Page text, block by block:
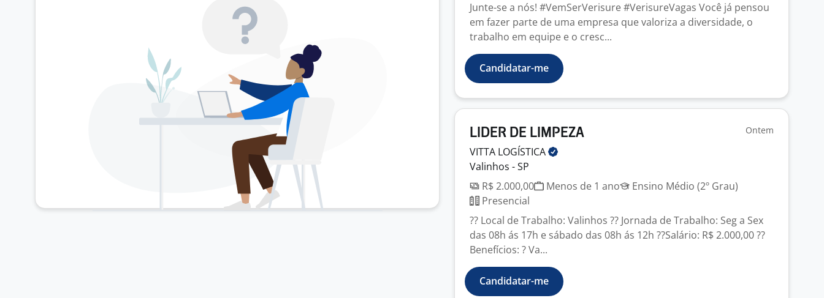
Junte-se a nós! #VemSerVerisure #VerisureVagas Você já pensou
em fazer parte de uma empresa que valoriza a diversidade, o
trabalho em equipe e o cresc...
Candidatar-me
LIDER DE LIMPEZA Ontem
VITTA LOGÍSTICA
Valinhos - SP
R$ 2.000,00
Menos de 1 ano
Ensino Médio (2º Grau)
Presencial
?? Local de Trabalho: Valinhos ?? Jornada de Trabalho: Seg a Sex
das 08h ás 17h e sábado das 08h ás 12h ??Salário: R$ 2.000,00 ??
Benefícios: ? Va...
Candidatar-me